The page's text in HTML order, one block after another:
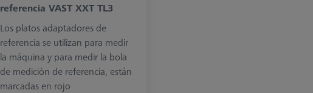
referencia VAST XXT TL3
Los platos adaptadores de
referencia se utilizan para medir
la máquina y para medir la bola
de medición de referencia, están
marcadas en rojo